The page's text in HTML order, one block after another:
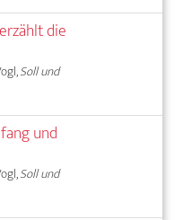
die
Soll und
und
Soll und